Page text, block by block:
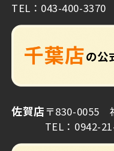
TEL：043-400-3370
佐賀店〒830-0055
TEL：0942-